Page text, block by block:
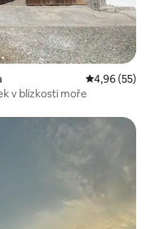
Průměrné
4,96 (55)
v blízkosti moře